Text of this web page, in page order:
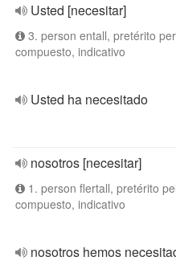
Usted [necesitar]
3. person entall, pretérito
compuesto, indicativo
Usted ha necesitado
nosotros [necesitar]
1. person flertall, pretérito
compuesto, indicativo
nosotros hemos